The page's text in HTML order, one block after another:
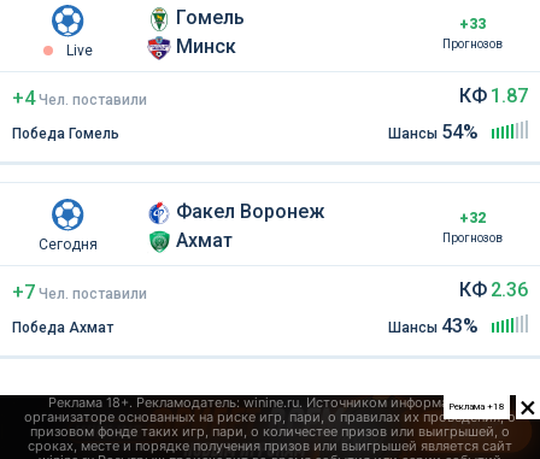
Live
Гомель
Минск
+33
Прогнозов
+4 Чел. поставили
Победа Гомель
КФ 1.87
Шансы 54%
Сегодня
Факел Воронеж
Ахмат
+32
Прогнозов
+7 Чел. поставили
Победа Ахмат
КФ 2.36
Шансы 43%
×
Реклама +18